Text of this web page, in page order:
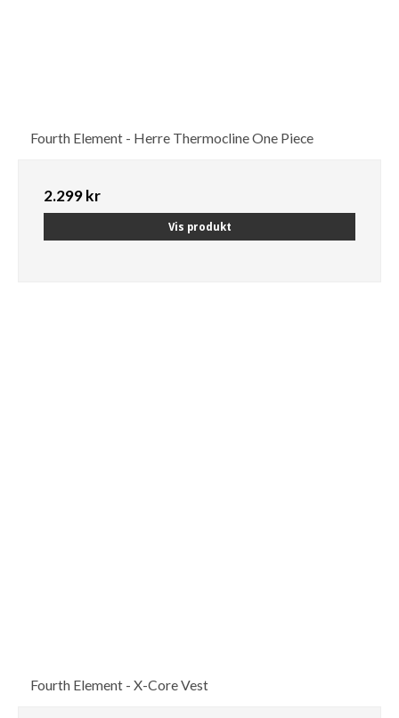
Fourth Element - Herre Thermocline One Piece
2.299 kr
Vis produkt
Fourth Element - X-Core Vest